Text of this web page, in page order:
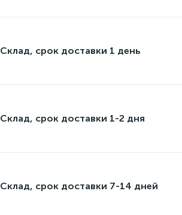
Склад, срок доставки 1 день
Склад, срок доставки 1-2 дня
Склад, срок доставки 7-14 дней